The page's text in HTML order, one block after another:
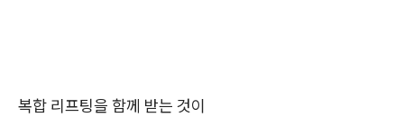
복합 리프팅을 함께 받는 것이